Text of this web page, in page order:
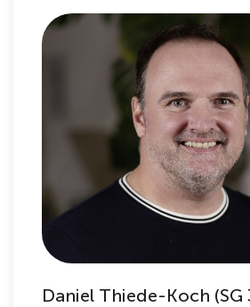
Daniel Thiede-Koch (SG